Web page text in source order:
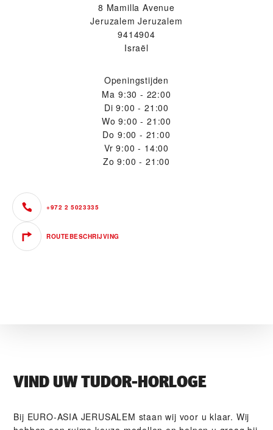
8 Mamilla Avenue
Jeruzalem Jeruzalem
9414904
Israël
Openingstijden
Ma 9:30 - 22:00
Di 9:00 - 21:00
Wo 9:00 - 21:00
Do 9:00 - 21:00
Vr 9:00 - 14:00
Zo 9:00 - 21:00
+972 2 5023335
ROUTEBESCHRIJVING
VIND UW TUDOR-HORLOGE
Bij ‭EURO-ASIA JERUSALEM‬ staan wij voor u klaar. Wij